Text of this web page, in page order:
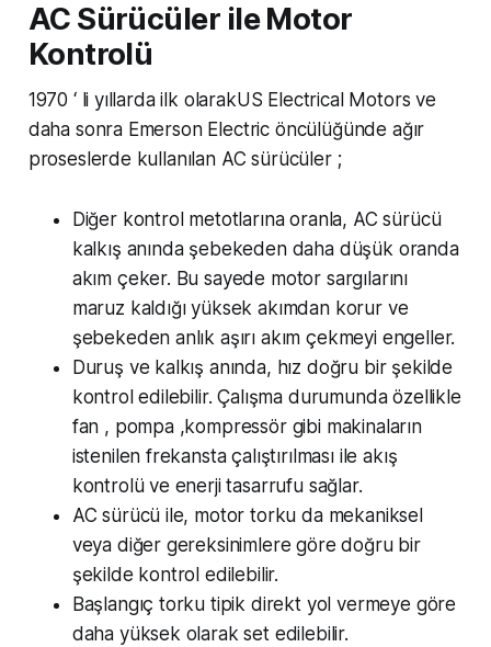
AC Sürücüler ile Motor
Kontrolü
1970 ‘ li yıllarda ilk olarakUS Electrical Motors ve
daha sonra Emerson Electric öncülüğünde ağır
proseslerde kullanılan AC sürücüler ;
Diğer kontrol metotlarına oranla, AC sürücü
kalkış anında şebekeden daha düşük oranda
akım çeker. Bu sayede motor sargılarını
maruz kaldığı yüksek akımdan korur ve
şebekeden anlık aşırı akım çekmeyi engeller.
Duruş ve kalkış anında, hız doğru bir şekilde
kontrol edilebilir. Çalışma durumunda özellikle
fan , pompa ,kompressör gibi makinaların
istenilen frekansta çalıştırılması ile akış
kontrolü ve enerji tasarrufu sağlar.
AC sürücü ile, motor torku da mekaniksel
veya diğer gereksinimlere göre doğru bir
şekilde kontrol edilebilir.
Başlangıç torku tipik direkt yol vermeye göre
daha yüksek olarak set edilebilir.